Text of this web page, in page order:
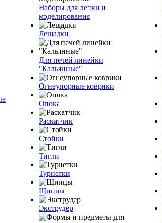
Наборы для лепки и
моделирования
Лещадки
Для печей линейки
"Кальянные"
Огнеупорные коврики
Опока
Раскатчик
Стойки
Тигли
Турнетки
Щипцы
Экструдер